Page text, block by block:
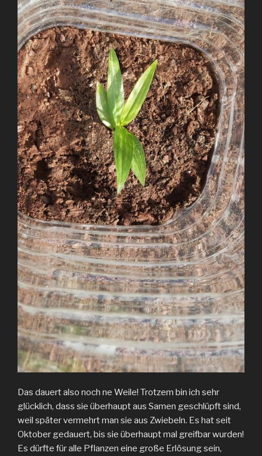
Das dauert also noch ne Weile! Trotzem bin ich sehr
glücklich, dass sie überhaupt aus Samen geschlüpft sind,
weil später vermehrt man sie aus Zwiebeln. Es hat seit
Oktober gedauert, bis sie überhaupt mal greifbar wurden!
Es dürfte für alle Pflanzen eine große Erlösung sein,